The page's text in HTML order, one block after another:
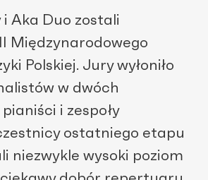
i Aka Duo zostali
Międzynarodowego
Polskiej. Jury wyłoniło
w dwóch
i zespoły
ostatniego etapu
niezwykle wysoki poziom